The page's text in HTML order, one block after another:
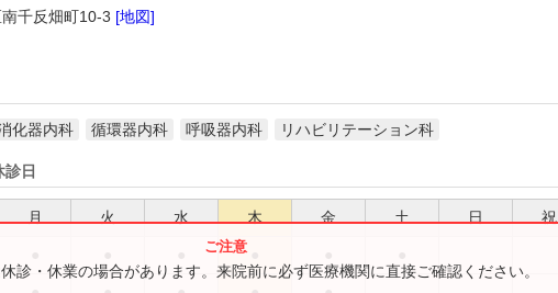
千反畑町10-3 [地図]
化器内科 循環器内科 呼吸器内科 リハビリテーション科
日
月 火 水 木 金 土 日 祝
診・休業の場合があります。来院前に必ず医療機関に直接ご確認ください。